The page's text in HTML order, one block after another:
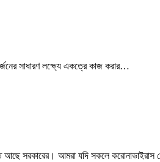
সাধারণ লক্ষ্যে একত্রে কাজ করার…
আছে সরকারের। আমরা যদি সকলে করোনাভাইরাস